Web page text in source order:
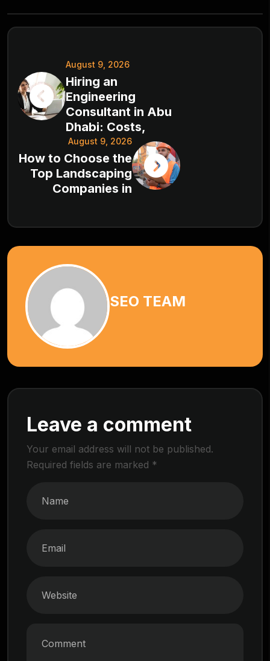
August 9, 2026
Hiring an
Engineering
Consultant in Abu
Dhabi: Costs,
August 9, 2026
How to Choose the
Top Landscaping
Companies in
SEO TEAM
Leave a comment
Your email address will not be published.
Required fields are marked *